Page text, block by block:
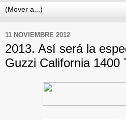
11 NOVIEMBRE 2012
2013. Así será la
Guzzi California 1400